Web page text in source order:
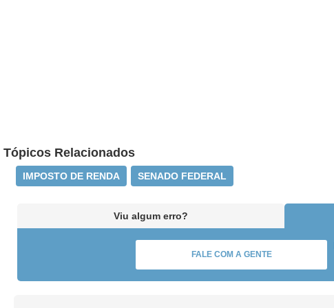
Tópicos Relacionados
IMPOSTO DE RENDA SENADO FEDERAL
Viu algum erro?
FALE COM A GENTE